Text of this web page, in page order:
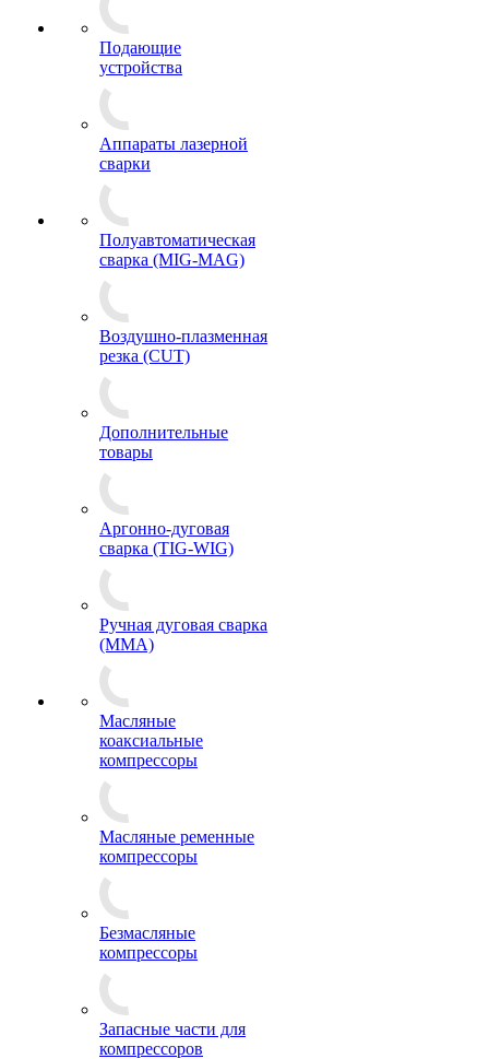
Подающие
устройства
Аппараты лазерной
сварки
Полуавтоматическая
сварка (MIG-MAG)
Воздушно-плазменная
резка (CUT)
Дополнительные
товары
Аргонно-дуговая
сварка (TIG-WIG)
Ручная дуговая сварка
(MMA)
Масляные
коаксиальные
компрессоры
Масляные ременные
компрессоры
Безмасляные
компрессоры
Запасные части для
компрессоров